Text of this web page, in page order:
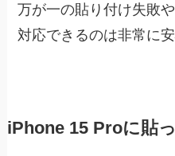
万が一の貼り付け失敗
対応できるのは非常に
iPhone 15 Proに貼